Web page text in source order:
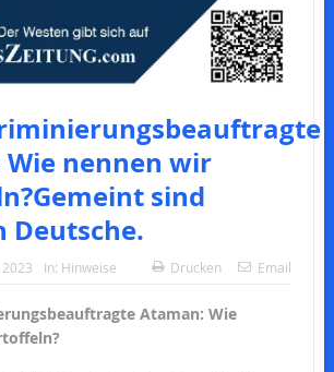
nennen wir
sind
In: Hinweise Drucken Email
Ataman: Wie